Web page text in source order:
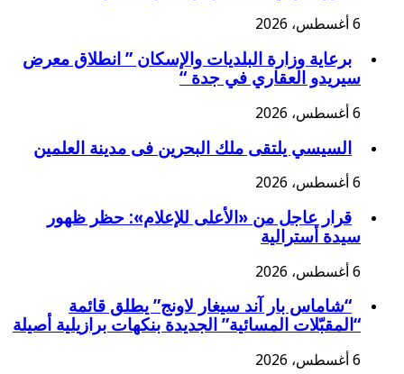
6 أغسطس، 2026
برعاية وزارة البلديات والإسكان ” انطلاق معرض
سيريدو العقاري في جدة “
6 أغسطس، 2026
السيسي يلتقى ملك البحرين فى مدينة العلمين
6 أغسطس، 2026
قرار عاجل من «الأعلى للإعلام»: حظر ظهور
سيدة أسترالية
6 أغسطس، 2026
“شاماس بار آند سيغار لاونج” يطلق قائمة
“المقبّلات المسائية” الجديدة بنكهات برازيلية أصيلة
6 أغسطس، 2026